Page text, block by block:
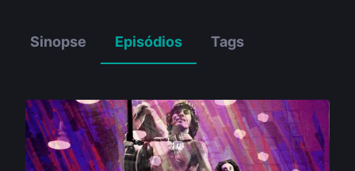
Sinopse Episódios Tags